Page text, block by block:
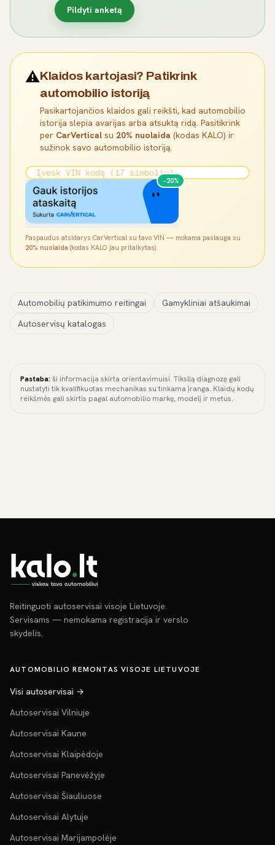
Pildyti anketą
⚠️Klaidos kartojasi? Patikrink
automobilio istoriją
Pasikartojančios klaidos gali reikšti, kad automobilio
istorija slepia avarijas arba atsuktą ridą. Pasitikrink
per CarVertical su 20% nuolaida (kodas KALO) ir
sužinok savo automobilio istoriją.
−20%
Paspaudus atsidarys CarVertical su tavo VIN — mokama paslauga su
20% nuolaida (kodas KALO jau pritaikytas).
Automobilių patikimumo reitingai
Gamykliniai atšaukimai
Autoservisų katalogas
Pastaba:ši informacija skirta orientavimuisi. Tikslią diagnozę gali
nustatyti tik kvalifikuotas mechanikas su tinkama įranga. Klaidų kodų
reikšmės gali skirtis pagal automobilio markę, modelį ir metus.
Reitinguoti autoservisai visoje Lietuvoje.
Servisams — nemokama registracija ir verslo
skydelis.
AUTOMOBILIO REMONTAS VISOJE LIETUVOJE
Visi autoservisai →
Autoservisai Vilniuje
Autoservisai Kaune
Autoservisai Klaipėdoje
Autoservisai Panevėžyje
Autoservisai Šiauliuose
Autoservisai Alytuje
Autoservisai Marijampolėje